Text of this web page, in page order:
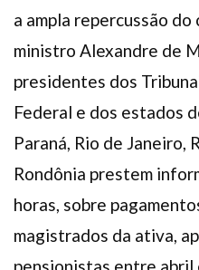
a ampla repercussão do
ministro Alexandre de
presidentes dos
Federal e dos estados
Paraná, Rio de Janeiro,
Rondônia prestem
horas, sobre
magistrados da ativa,
pensionistas entre abril